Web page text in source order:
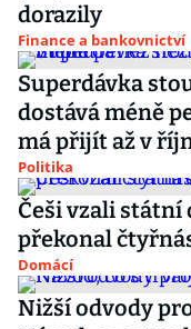
dorazily
Finance a bankovnictví
Superdávka
dostává méně
má přijít až v
Politika
Češi vzali
překonal
Domácí
Nižší odvody